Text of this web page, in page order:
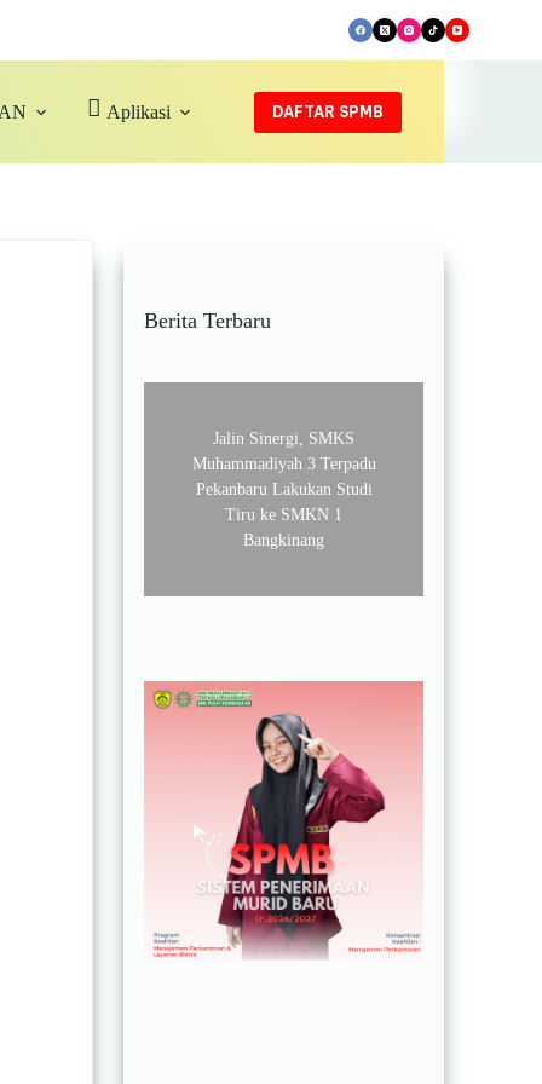
Aplikasi DAFTAR SPMB
Berita Terbaru
Jalin Sinergi, SMKS
Muhammadiyah 3 Terpadu
Pekanbaru Lakukan Studi
Tiru ke SMKN 1
Bangkinang